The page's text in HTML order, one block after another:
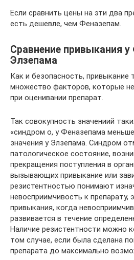
Если сравнить цены на эти два
есть дешевле, чем Феназепам.
Сравнение привыкания
Элзепама
Как и безопасность, привыкание
множество факторов, которые
при оценивании препарат.
Так совокупность значениий
«cиндром о, у Феназепама
значения у Элзепама. Синдром
патологическое состояние,
прекращения поступления в
вызывающих привыкание или
резистентностью понимают
невосприимчивость к препарату,
привыкания, когда
развивается в течение
Наличие резистентности можно
том случае, если была сделана
препарата до максимально